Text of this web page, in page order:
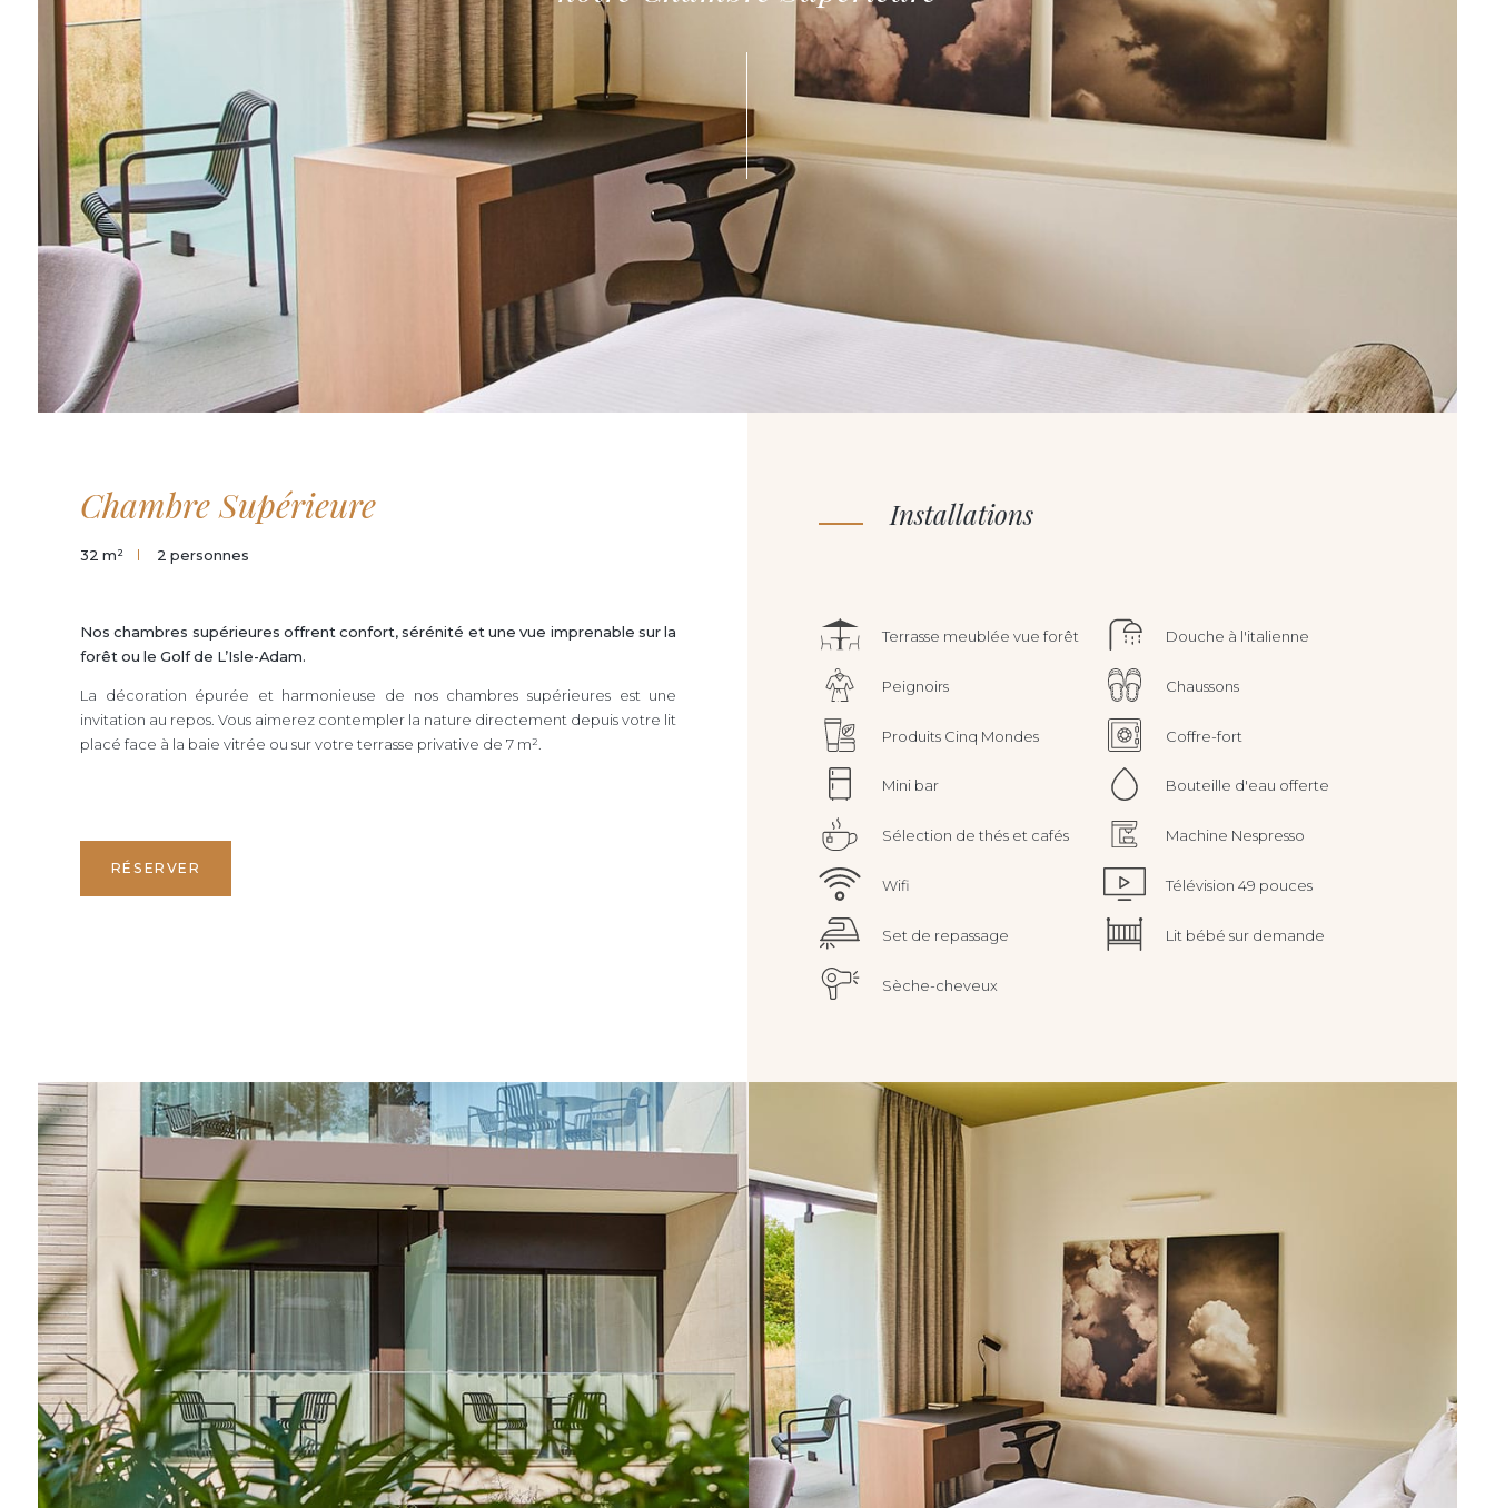
Chambre Supérieure
32 m² 2 personnes
Nos chambres supérieures offrent confort, sérénité et une vue imprenable sur la
forêt ou le Golf de L’Isle-Adam.
La décoration épurée et harmonieuse de nos chambres supérieures est une
invitation au repos. Vous aimerez contempler la nature directement depuis votre lit
placé face à la baie vitrée ou sur votre terrasse privative de 7 m².
RÉSERVER
Installations
Terrasse meublée vue forêt Douche à l'italienne
Peignoirs Chaussons
Produits Cinq Mondes Coffre-fort
Mini bar Bouteille d'eau offerte
Sélection de thés et cafés Machine Nespresso
Wifi Télévision 49 pouces
Set de repassage Lit bébé sur demande
Sèche-cheveux